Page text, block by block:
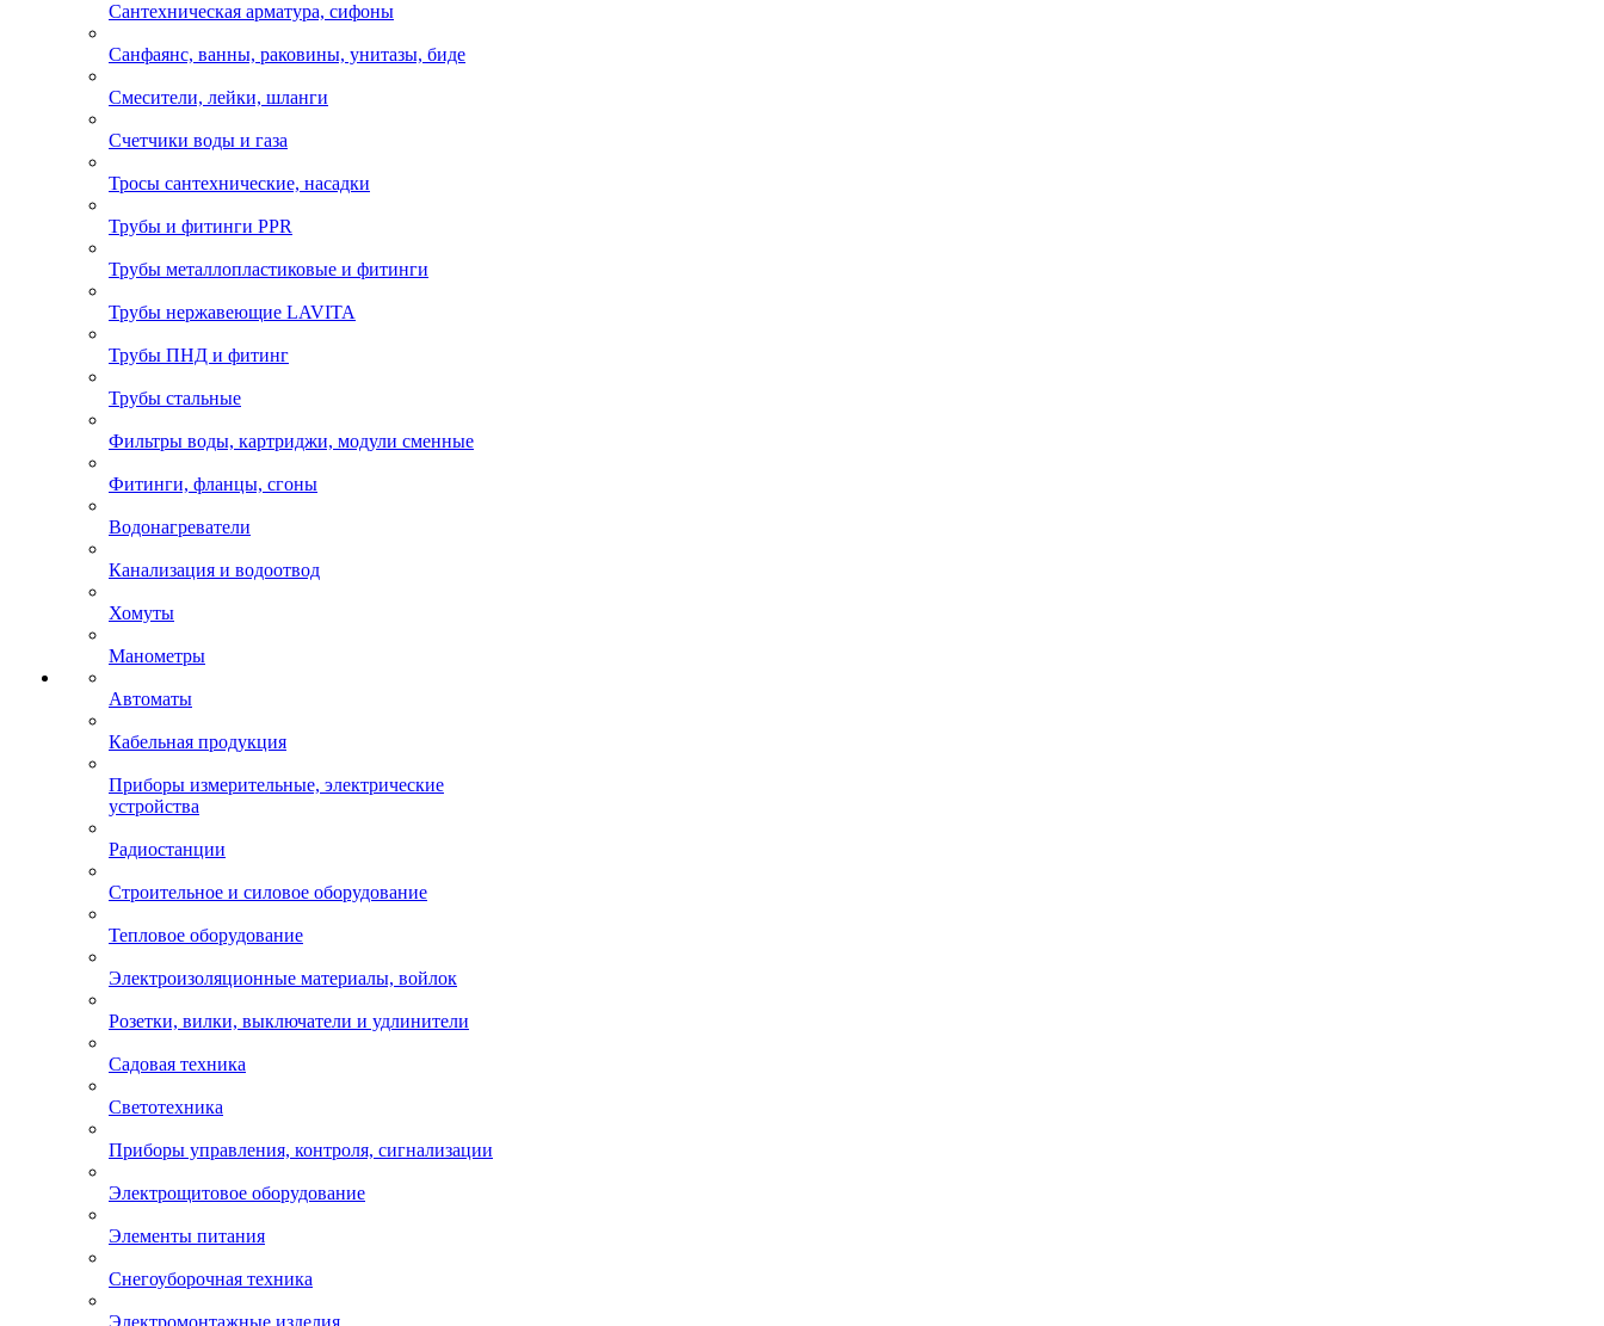
Сантехническая арматура, сифоны
Санфаянс, ванны, раковины, унитазы, биде
Смесители, лейки, шланги
Счетчики воды и газа
Тросы сантехнические, насадки
Трубы и фитинги PPR
Трубы металлопластиковые и фитинги
Трубы нержавеющие LAVITA
Трубы ПНД и фитинг
Трубы стальные
Фильтры воды, картриджи, модули сменные
Фитинги, фланцы, сгоны
Водонагреватели
Канализация и водоотвод
Хомуты
Манометры
Автоматы
Кабельная продукция
Приборы измерительные, электрические
устройства
Радиостанции
Строительное и силовое оборудование
Тепловое оборудование
Электроизоляционные материалы, войлок
Розетки, вилки, выключатели и удлинители
Садовая техника
Светотехника
Приборы управления, контроля, сигнализации
Электрощитовое оборудование
Элементы питания
Снегоуборочная техника
Электромонтажные изделия